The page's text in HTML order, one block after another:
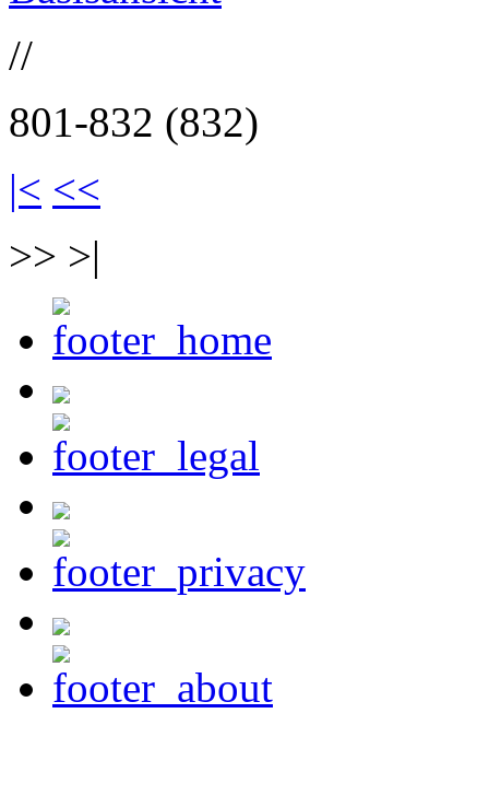
//
801-832 (832)
|< <<
>> >|